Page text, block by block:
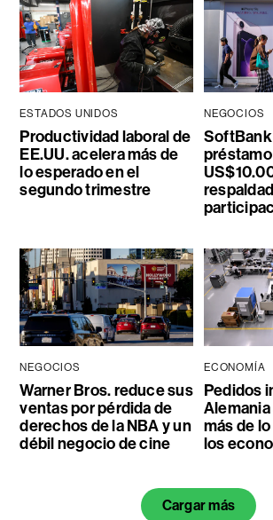
ESTADOS UNIDOS
Productividad laboral de
EE.UU. acelera más de
lo esperado en el
segundo trimestre
NEGOCIOS
NEGOCIOS
Warner Bros. reduce sus
ventas por pérdida de
derechos de la NBA y un
débil negocio de cine
ECONOMÍA
Pedidos
más de
los
Cargar más